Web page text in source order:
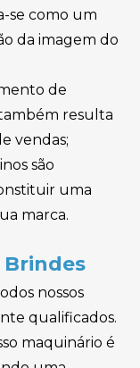
se como um
da imagem do
de
resulta
vendas;
são
uma
marca.
Brindes
nossos
qualificados.
maquinário é